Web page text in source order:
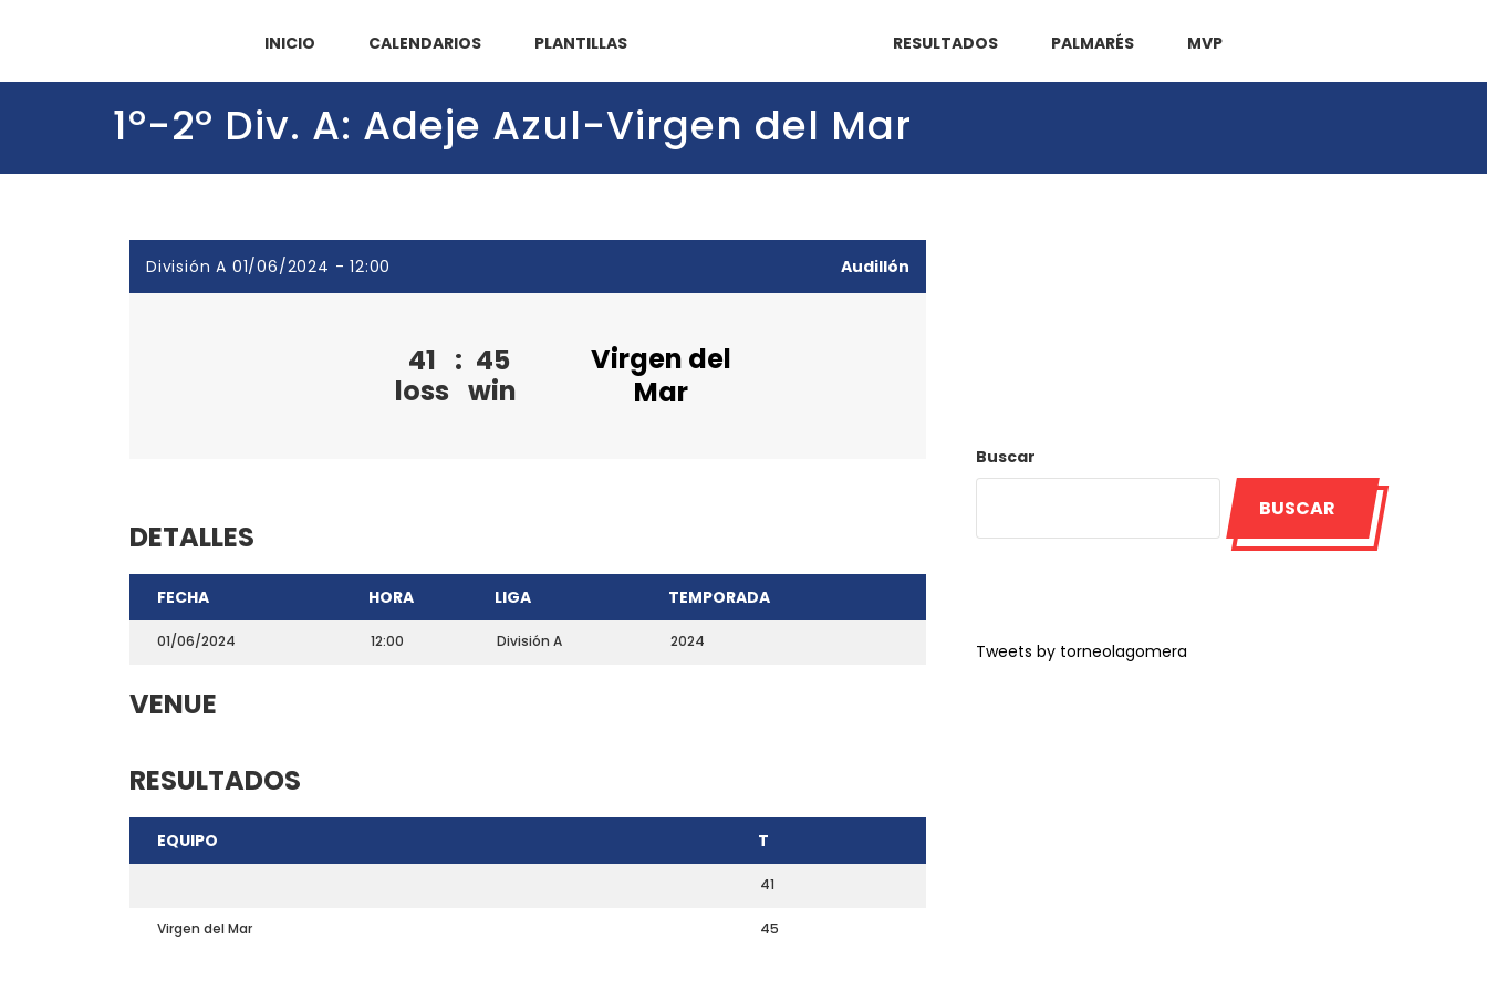
INICIO CALENDARIOS PLANTILLAS RESULTADOS PALMARÉS MVP
1º-2º Div. A: Adeje Azul-Virgen del Mar
División A 01/06/2024 - 12:00 Audillón
41
loss
: 45
win
Virgen del
Mar
DETALLES
FECHA HORA LIGA TEMPORADA
01/06/2024 12:00 División A 2024
VENUE
RESULTADOS
EQUIPO T
41
Virgen del Mar 45
Buscar
BUSCAR
Tweets by torneolagomera
Teléfono: 661703772
Email:direccion@marchadeportiva.com